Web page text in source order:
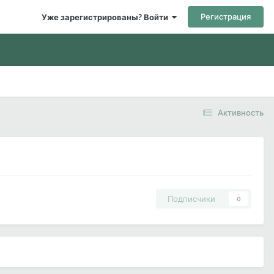
Уже зарегистрированы? Войти Регистрация
Активность
Подписчики 0